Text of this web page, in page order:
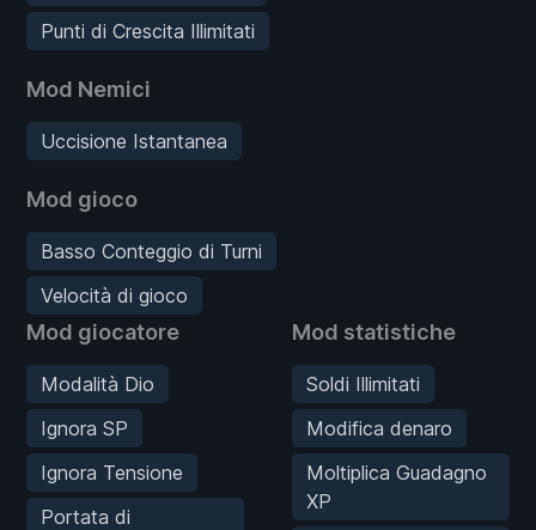
Punti di Crescita Illimitati
Mod Nemici
Uccisione Istantanea
Mod gioco
Basso Conteggio di Turni
Velocità di gioco
Mod giocatore
Modalità Dio
Ignora SP
Ignora Tensione
Portata di
Mod statistiche
Soldi Illimitati
Modifica denaro
Moltiplica Guadagno
XP